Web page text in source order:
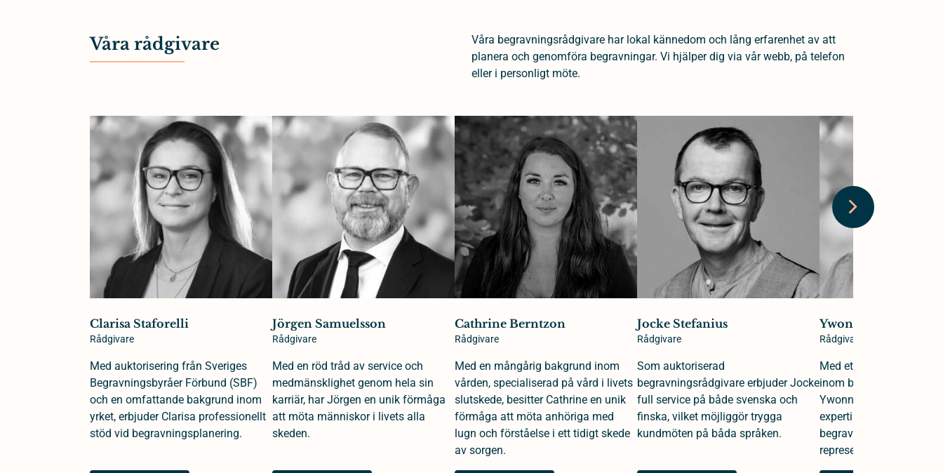
Våra rådgivare
Våra begravningsrådgivare har lokal kännedom och lång erfarenhet av att
planera och genomföra begravningar. Vi hjälper dig via vår webb, på telefon
eller i personligt möte.
Clarisa Staforelli
Rådgivare
Med auktorisering från Sveriges
Begravningsbyråer Förbund (SBF)
och en omfattande bakgrund inom
yrket, erbjuder Clarisa professionellt
stöd vid begravningsplanering.
Jörgen Samuelsson
Rådgivare
Med en röd tråd av service och
medmänsklighet genom hela sin
karriär, har Jörgen en unik förmåga
att möta människor i livets alla
skeden.
Cathrine Berntzon
Rådgivare
Med en mångårig bakgrund inom
vården, specialiserad på vård i livets
slutskede, besitter Cathrine en unik
förmåga att möta anhöriga med
lugn och förståelse i ett tidigt skede
av sorgen.
Jocke Stefanius
Rådgivare
Som auktoriserad
begravningsrådgivare erbjuder Jocke
full service på både svenska och
finska, vilket möjliggör trygga
kundmöten på båda språken.
Ywonne Gullsby
Rådgivare
Med ett kvarts sekel av
inom
Ywonne en djup och
expertis i rollerna som
begravningsrådgivare
representant.